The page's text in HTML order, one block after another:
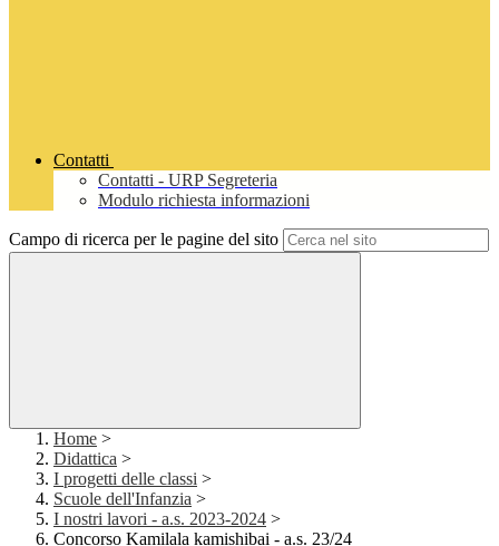
Contatti
Contatti - URP Segreteria
Modulo richiesta informazioni
Campo di ricerca per le pagine del sito
Home >
Didattica >
I progetti delle classi >
Scuole dell'Infanzia >
I nostri lavori - a.s. 2023-2024 >
Concorso Kamilala kamishibai - a.s. 23/24